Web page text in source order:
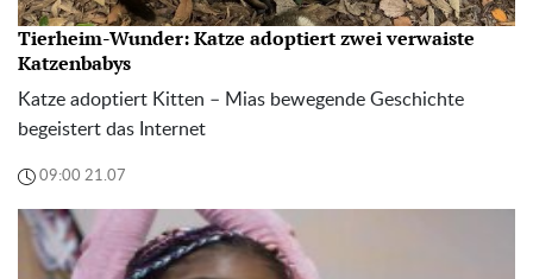
Tierheim-Wunder: Katze adoptiert zwei verwaiste
Katzenbabys
Katze adoptiert Kitten – Mias bewegende Geschichte
begeistert das Internet
09:00 21.07